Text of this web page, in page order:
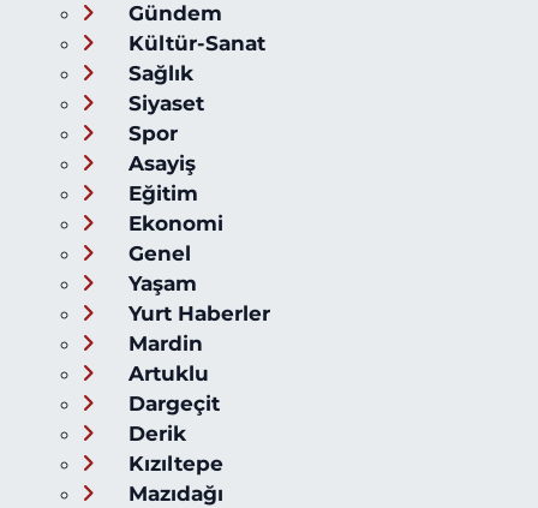
Gündem
Kültür-Sanat
Sağlık
Siyaset
Spor
Asayiş
Eğitim
Ekonomi
Genel
Yaşam
Yurt Haberler
Mardin
Artuklu
Dargeçit
Derik
Kızıltepe
Mazıdağı